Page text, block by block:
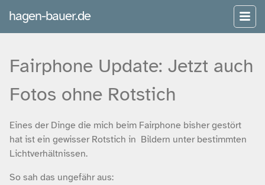
hagen-bauer.de
Fairphone Update: Jetzt auch
Fotos ohne Rotstich
Eines der Dinge die mich beim Fairphone bisher gestört
hat ist ein gewisser Rotstich in Bildern unter bestimmten
Lichtverhältnissen.
So sah das ungefähr aus: